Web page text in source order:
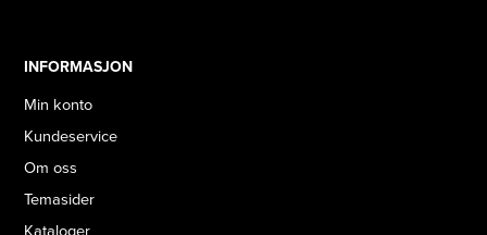
INFORMASJON
Min konto
Kundeservice
Om oss
Temasider
Kataloger